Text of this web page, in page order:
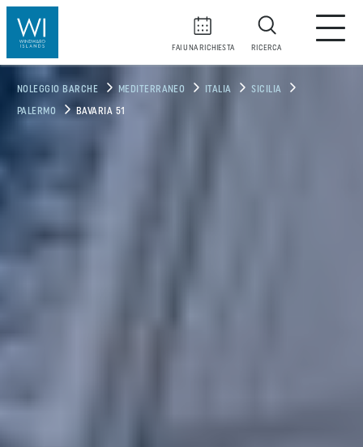
FAI UNA RICHIESTA RICERCA
NOLEGGIO BARCHE MEDITERRANEO ITALIA SICILIA
PALERMO BAVARIA 51